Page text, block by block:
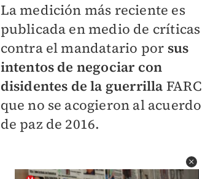
La medición más reciente es
publicada en medio de críticas
contra el mandatario por sus
intentos de negociar con
disidentes de la guerrilla FARC
que no se acogieron al acuerdo
de paz de 2016.